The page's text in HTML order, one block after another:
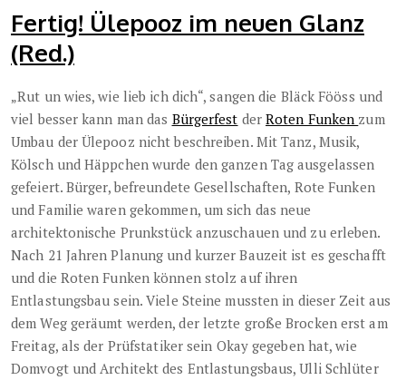
Fertig! Ülepooz im neuen Glanz
(Red.)
„Rut un wies, wie lieb ich dich“, sangen die Bläck Fööss und
viel besser kann man das Bürgerfest derRoten Funken zum
Umbau der Ülepooz nicht beschreiben. Mit Tanz, Musik,
Kölsch und Häppchen wurde den ganzen Tag ausgelassen
gefeiert. Bürger, befreundete Gesellschaften, Rote Funken
und Familie waren gekommen, um sich das neue
architektonische Prunkstück anzuschauen und zu erleben.
Nach 21 Jahren Planung und kurzer Bauzeit ist es geschafft
und die Roten Funken können stolz auf ihren
Entlastungsbau sein. Viele Steine mussten in dieser Zeit aus
dem Weg geräumt werden, der letzte große Brocken erst am
Freitag, als der Prüfstatiker sein Okay gegeben hat, wie
Domvogt und Architekt des Entlastungsbaus, Ulli Schlüter